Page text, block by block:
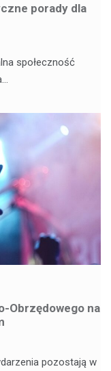
porady dla
społeczność
Obrzędowego na
pozostają w